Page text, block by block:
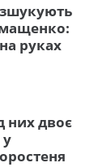
руках
них двоє